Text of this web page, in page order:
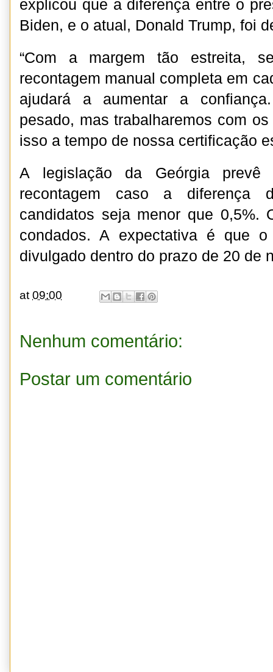
explicou que a diferença entre o
Biden, e o atual, Donald Trump, foi
“Com a margem tão estreita,
recontagem manual completa em
ajudará a aumentar a
pesado, mas trabalharemos com
isso a tempo de nossa certificação
A legislação da Geórgia prevê
recontagem caso a diferença
candidatos seja menor que 0,5%.
condados. A expectativa é que
divulgado dentro do prazo de 20 de
at09:00
Nenhum comentário:
Postar um comentário